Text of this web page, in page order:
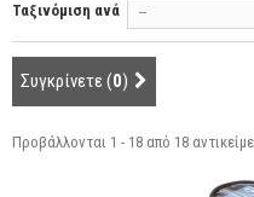
Ταξινόμιση ανά --
Συγκρίνετε (0)
Προβάλλονται 1 - 18 από 18